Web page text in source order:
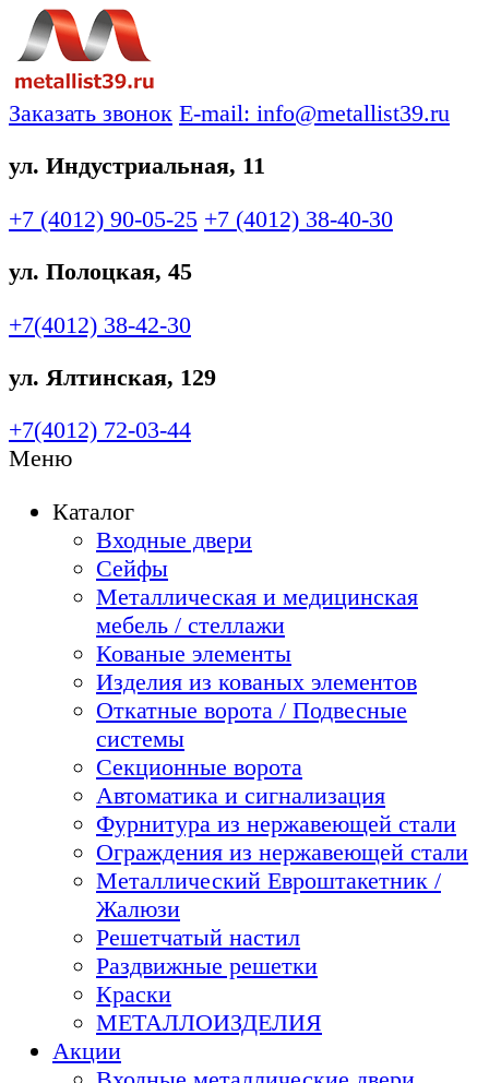
Заказать звонок E-mail: info@metallist39.ru
ул. Индустриальная, 11
+7 (4012) 90-05-25 +7 (4012) 38-40-30
ул. Полоцкая, 45
+7(4012) 38-42-30
ул. Ялтинская, 129
+7(4012) 72-03-44
Меню
Каталог
Входные двери
Сейфы
Металлическая и медицинская
мебель / стеллажи
Кованые элементы
Изделия из кованых элементов
Откатные ворота / Подвесные
системы
Секционные ворота
Автоматика и сигнализация
Фурнитура из нержавеющей стали
Ограждения из нержавеющей стали
Металлический Евроштакетник /
Жалюзи
Решетчатый настил
Раздвижные решетки
Краски
МЕТАЛЛОИЗДЕЛИЯ
Акции